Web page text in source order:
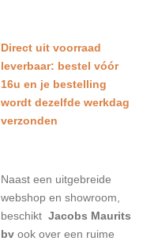
Direct uit voorraad
leverbaar: bestel vóór
16u en je bestelling
wordt dezelfde werkdag
verzonden
Naast een uitgebreide
webshop en showroom,
beschikt Jacobs Maurits
bv ook over een ruime